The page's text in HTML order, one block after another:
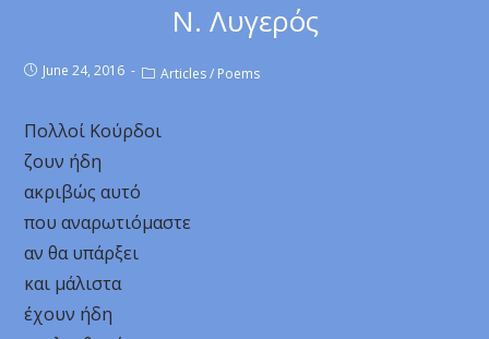
Ν. Λυγερός
June 24, 2016 Articles / Poems
Πολλοί Κούρδοι
ζουν ήδη
ακριβώς αυτό
που αναρωτιόμαστε
αν θα υπάρξει
και μάλιστα
έχουν ήδη